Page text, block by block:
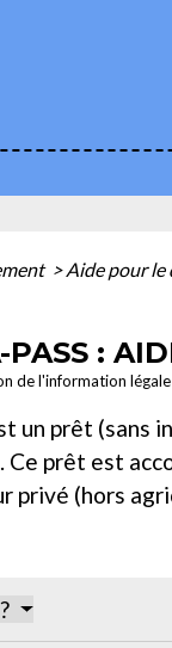
> Aide pour le
PASS :
de l'information
un prêt
prêt est
privé (hors